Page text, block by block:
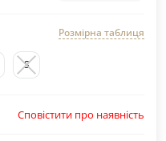
Розмірна таблиця
S
Сповістити про наявність